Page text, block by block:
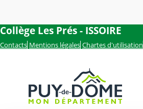
Collège Les Prés - ISSOIRE
Contacts Mentions légales Chartes d'utilisation